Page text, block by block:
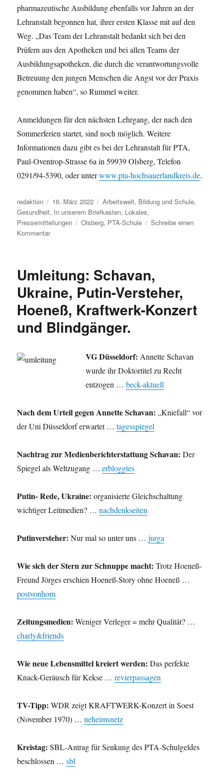
pharmazeutische Ausbildung ebenfalls vor Jahren an der
Lehranstalt begonnen hat, ihrer ersten Klasse mit auf den
Weg. „Das Team der Lehranstalt bedankt sich bei den
Prüfern aus den Apotheken und bei allen Teams der
Ausbildungsapotheken, die durch die verantwortungsvolle
Betreuung den jungen Menschen die Angst vor der Praxis
genommen haben“, so Rummel weiter.
Anmeldungen für den nächsten Lehrgang, der nach den
Sommerferien startet, sind noch möglich. Weitere
Informationen dazu gibt es bei der Lehranstalt für PTA,
Paul-Oventrop-Strasse 6a in 59939 Olsberg, Telefon
0291/94-5390, oder unterwww.pta-hochsauerlandkreis.de.
Autor
redaktion
Veröffentlicht
am
16. März 2022 Kategorien
Arbeitswelt, Bildung und Schule,
Gesundheit, In unserem Briefkasten, Lokales,
Pressemitteilungen
Schlagwörter
Olsberg, PTA-Schule
Schreibe einen
Kommentarzu
Erfolgreiche
Abschlussprüfung
an
Lehranstalt
für
Umleitung: Schavan,
Ukraine, Putin-Versteher,
Hoeneß, Kraftwerk-Konzert
und Blindgänger.
VG Düsseldorf: Annette Schavan
wurde ihr Doktortitel zu Recht
entzogen …beck-aktuell
Nach dem Urteil gegen Annette Schavan: „Kniefall“ vor
der Uni Düsseldorf erwartet …tagesspiegel
Nachtrag zur Medienberichterstattung Schavan: Der
Spiegel als Weltzugang …erbloggtes
Putin- Rede, Ukraine: organisierte Gleichschaltung
wichtiger Leitmedien? …nachdenkseiten
Putinversteher: Nur mal so unter uns …jurga
Wie sich der Stern zur Schnuppe macht: Trotz Hoeneß-
Freund Jörges erschien Hoeneß-Story ohne Hoeneß …
postvonhorn
Zeitungsmedien: Weniger Verleger = mehr Qualität? …
charly&friends
Wie neue Lebensmittel kreiert werden: Das perfekte
Knack-Geräusch für Kekse …revierpassagen
TV-Tipp: WDR zeigt KRAFTWERK-Konzert in Soest
(November 1970) …neheimsnetz
Kreistag: SBL-Antrag für Senkung des PTA-Schulgeldes
beschlossen …sbl